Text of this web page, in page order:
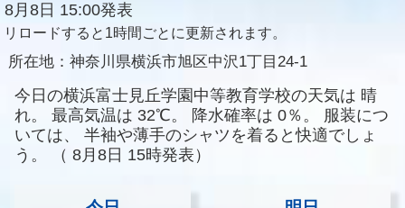
8月8日 15:00発表
リロードすると1時間ごとに更新されます。
所在地： 神奈川県横浜市旭区中沢1丁目24-1
今日の横浜富士見丘学園中等教育学校の天気は 晴
れ。
最高気温は 32℃。 降水確率は 0％。
服装につ
いては、
半袖や薄手のシャツを着ると快適でしょ
う。
（ 8月8日 15時発表）